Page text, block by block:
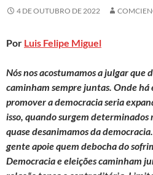
4 DE OUTUBRO DE 2022
Por Luis Felipe Miguel
Nós nos acostumamos a julgar que
caminham sempre juntas. Onde
promover a democracia seria
isso, quando surgem determinados
quase desanimamos da
gente apoie quem debocha do
Democracia e eleições caminham